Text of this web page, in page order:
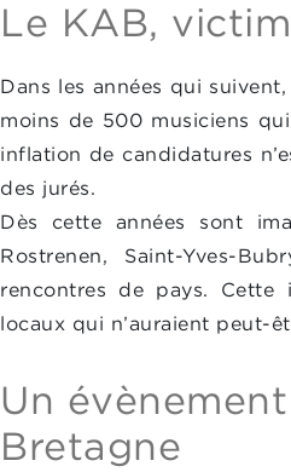
Le KAB,
Dans les années qui
moins de 500 musiciens
inflation de candidatures
des jurés.
Dès cette années sont
Rostrenen, Saint-Yves-
rencontres de pays. Cette
locaux qui n’auraient peut-
Un
Bretagne